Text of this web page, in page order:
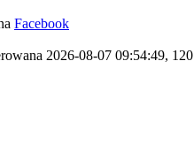
Facebook
2026-08-07 09:54:49, 120